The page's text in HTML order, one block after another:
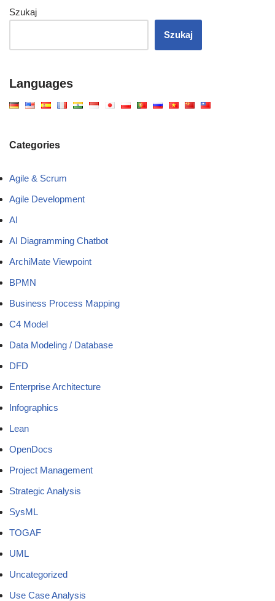
Szukaj
Szukaj
Languages
Categories
Agile & Scrum
Agile Development
AI
AI Diagramming Chatbot
ArchiMate Viewpoint
BPMN
Business Process Mapping
C4 Model
Data Modeling / Database
DFD
Enterprise Architecture
Infographics
Lean
OpenDocs
Project Management
Strategic Analysis
SysML
TOGAF
UML
Uncategorized
Use Case Analysis